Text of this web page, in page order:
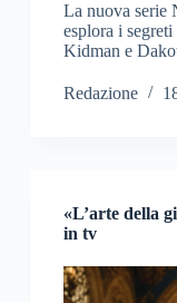
La nuova serie
esplora i
Kidman e
Redazione
«L’arte della
in tv